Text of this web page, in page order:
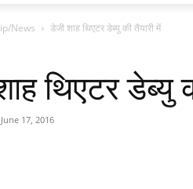
News डेजी शाह थिएटर डेब्‍यु की तैयारी में
थिएटर डेब्‍यु
June 17, 2016